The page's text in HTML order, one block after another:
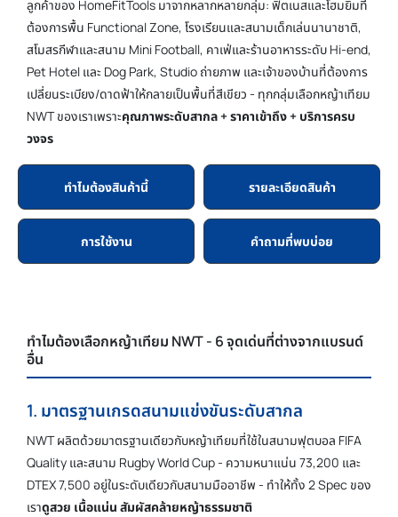
ลูกค้าของ HomeFitTools มาจากหลากหลายกลุ่ม: ฟิตเนสและโฮมยิมที่
ต้องการพื้น Functional Zone, โรงเรียนและสนามเด็กเล่นนานาชาติ,
สโมสรกีฬาและสนาม Mini Football, คาเฟ่และร้านอาหารระดับ Hi-end,
Pet Hotel และ Dog Park, Studio ถ่ายภาพ และเจ้าของบ้านที่ต้องการ
เปลี่ยนระเบียง/ดาดฟ้าให้กลายเป็นพื้นที่สีเขียว - ทุกกลุ่มเลือกหญ้าเทียม
NWT ของเราเพราะคุณภาพระดับสากล + ราคาเข้าถึง + บริการครบ
วงจร
ทำไมต้องสินค้านี้ รายละเอียดสินค้า
การใช้งาน คำถามที่พบบ่อย
ทำไมต้องเลือกหญ้าเทียม NWT - 6 จุดเด่นที่ต่างจากแบรนด์
อื่น
1. มาตรฐานเกรดสนามแข่งขันระดับสากล
NWT ผลิตด้วยมาตรฐานเดียวกับหญ้าเทียมที่ใช้ในสนามฟุตบอล FIFA
Quality และสนาม Rugby World Cup - ความหนาแน่น 73,200 และ
DTEX 7,500 อยู่ในระดับเดียวกับสนามมืออาชีพ - ทำให้ทั้ง 2 Spec ของ
เราดูสวย เนื้อแน่น สัมผัสคล้ายหญ้าธรรมชาติ